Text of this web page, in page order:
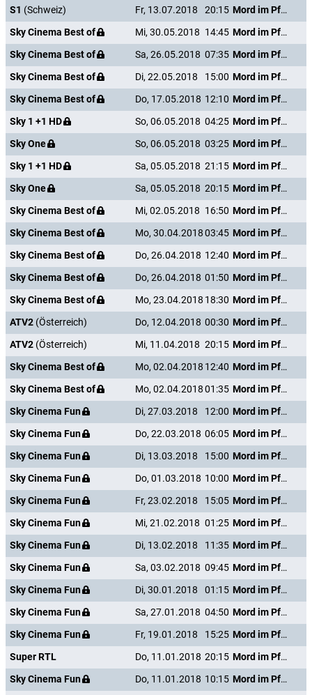
S1 (Schweiz) Fr, 13.07.2018 20:15
Mord im Pfarrhaus
Sky Cinema Best of
Mi, 30.05.2018 14:45
Mord im Pfarrhaus
Sky Cinema Best of
Sa, 26.05.2018 07:35
Mord im Pfarrhaus
Sky Cinema Best of
Di, 22.05.2018 15:00
Mord im Pfarrhaus
Sky Cinema Best of
Do, 17.05.2018 12:10
Mord im Pfarrhaus
Sky 1 +1 HD
So, 06.05.2018 04:25
Mord im Pfarrhaus
Sky One
So, 06.05.2018 03:25
Mord im Pfarrhaus
Sky 1 +1 HD
Sa, 05.05.2018 21:15
Mord im Pfarrhaus
Sky One
Sa, 05.05.2018 20:15
Mord im Pfarrhaus
Sky Cinema Best of
Mi, 02.05.2018 16:50
Mord im Pfarrhaus
Sky Cinema Best of
Mo, 30.04.201803:45
Mord im Pfarrhaus
Sky Cinema Best of
Do, 26.04.2018 12:40
Mord im Pfarrhaus
Sky Cinema Best of
Do, 26.04.2018 01:50
Mord im Pfarrhaus
Sky Cinema Best of
Mo, 23.04.2018 18:30
Mord im Pfarrhaus
ATV2 (Österreich) Do, 12.04.2018 00:30
Mord im Pfarrhaus
ATV2 (Österreich) Mi, 11.04.2018 20:15
Mord im Pfarrhaus
Sky Cinema Best of
Mo, 02.04.2018 12:40
Mord im Pfarrhaus
Sky Cinema Best of
Mo, 02.04.201801:35
Mord im Pfarrhaus
Sky Cinema Fun
Di, 27.03.2018 12:00
Mord im Pfarrhaus
Sky Cinema Fun
Do, 22.03.2018 06:05
Mord im Pfarrhaus
Sky Cinema Fun
Di, 13.03.2018 15:00
Mord im Pfarrhaus
Sky Cinema Fun
Do, 01.03.2018 10:00
Mord im Pfarrhaus
Sky Cinema Fun
Fr, 23.02.2018 15:05
Mord im Pfarrhaus
Sky Cinema Fun
Mi, 21.02.2018 01:25
Mord im Pfarrhaus
Sky Cinema Fun
Di, 13.02.2018 11:35
Mord im Pfarrhaus
Sky Cinema Fun
Sa, 03.02.2018 09:45
Mord im Pfarrhaus
Sky Cinema Fun
Di, 30.01.2018 01:15
Mord im Pfarrhaus
Sky Cinema Fun
Sa, 27.01.2018 04:50
Mord im Pfarrhaus
Sky Cinema Fun
Fr, 19.01.2018 15:25
Mord im Pfarrhaus
Super RTL
Do, 11.01.2018 20:15
Mord im Pfarrhaus
Sky Cinema Fun
Do, 11.01.2018 10:15
Mord im Pfarrhaus